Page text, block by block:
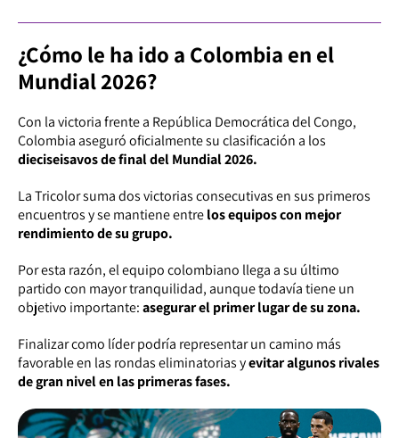
¿Cómo le ha ido a Colombia en el
Mundial 2026?
Con la victoria frente a República Democrática del Congo,
Colombia aseguró oficialmente su clasificación a los
dieciseisavosde final del Mundial 2026.
La Tricolor suma dos victorias consecutivas en sus primeros
encuentros y se mantiene entrelos equipos con mejor
rendimiento de su grupo.
Por esta razón, el equipo colombiano llega a su último
partido con mayor tranquilidad, aunque todavía tiene un
objetivo importante:asegurar el primer lugar de su zona.
Finalizar como líder podría representar un camino más
favorable en las rondas eliminatorias yevitar algunos rivales
de gran nivel en las primeras fases.